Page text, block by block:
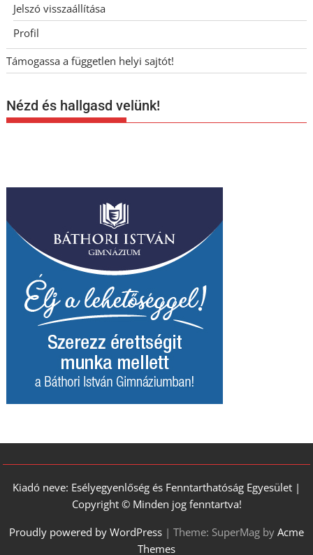
Jelszó visszaállítása
Profil
Támogassa a független helyi sajtót!
Nézd és hallgasd velünk!
Kiadó neve: Esélyegyenlőség és Fenntarthatóság Egyesület |
Copyright © Minden jog fenntartva!
Proudly powered by WordPress | Theme: SuperMag by Acme
Themes